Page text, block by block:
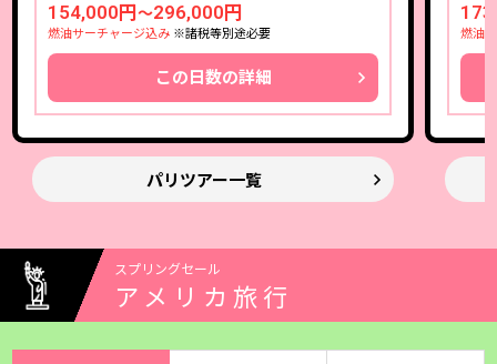
154,000円～296,000円
燃油サーチャージ込み ※諸税等別途必要
この日数の詳細
パリツアー一覧
燃油
スプリングセール
アメリカ旅行